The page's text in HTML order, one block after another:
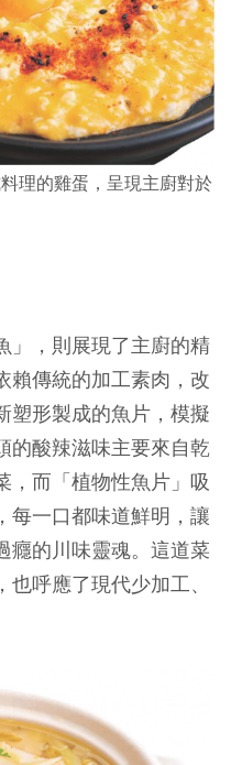
理的雞蛋，呈現主廚對於
」，則展現了主廚的精
賴傳統的加工素肉，改
塑形製成的魚片，模擬
的酸辣滋味主要來自乾
，而「植物性魚片」吸
每一口都味道鮮明，讓
癮的川味靈魂。這道菜
呼應了現代少加工、